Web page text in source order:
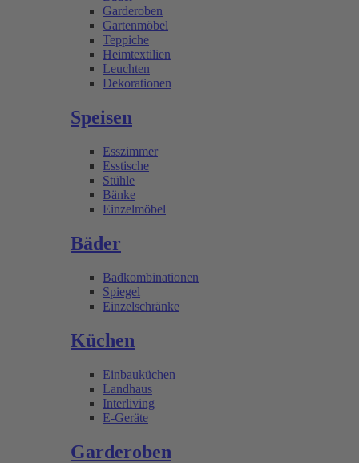
Garderoben
Gartenmöbel
Teppiche
Heimtextilien
Leuchten
Dekorationen
Speisen
Esszimmer
Esstische
Stühle
Bänke
Einzelmöbel
Bäder
Badkombinationen
Spiegel
Einzelschränke
Küchen
Einbauküchen
Landhaus
Interliving
E-Geräte
Garderoben